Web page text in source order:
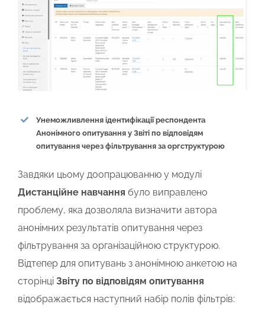
Унеможливлення ідентифікації респондента
Анонімного опитування у Звіті по відповідям
опитування через фільтрування за оргструктурою
Завдяки цьому доопрацюванню у модулі
Дистанційне навчання було виправлено
проблему, яка дозволяла визначити автора
анонімних результатів опитування через
фільтрування за організаційною структурою.
Відтепер для опитувань з анонімною анкетою на
сторінці Звіту по відповідям опитування
відображається наступний набір полів фільтрів: